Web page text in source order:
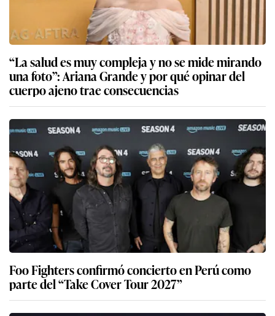
“La salud es muy compleja y no se mide mirando
una foto”: Ariana Grande y por qué opinar del
cuerpo ajeno trae consecuencias
Foo Fighters confirmó concierto en Perú como
parte del “Take Cover Tour 2027”